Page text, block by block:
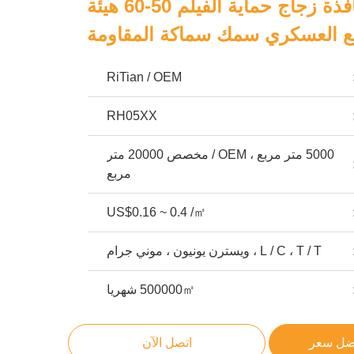
PE مادة نافذة زجاج حماية الفيلم 50-60 هيئة
العسكري سمك سماكة المقاومة
RiTian / OEM
RH05XX
5000 متر مربع ، OEM / مخصص 20000 متر
مربع
US$0.16 ~ 0.4 /㎡
L / C ، T / T ، ويسترن يونيون ، موني جرام
500000㎡ شهريا
سعر اتصل الآن